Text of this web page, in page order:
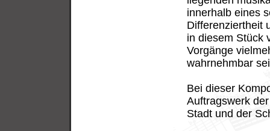
innerhalb eines
Differenziertheit
in diesem Stück
Vorgänge
wahrnehmbar
Bei dieser
Auftragswerk
Stadt und der